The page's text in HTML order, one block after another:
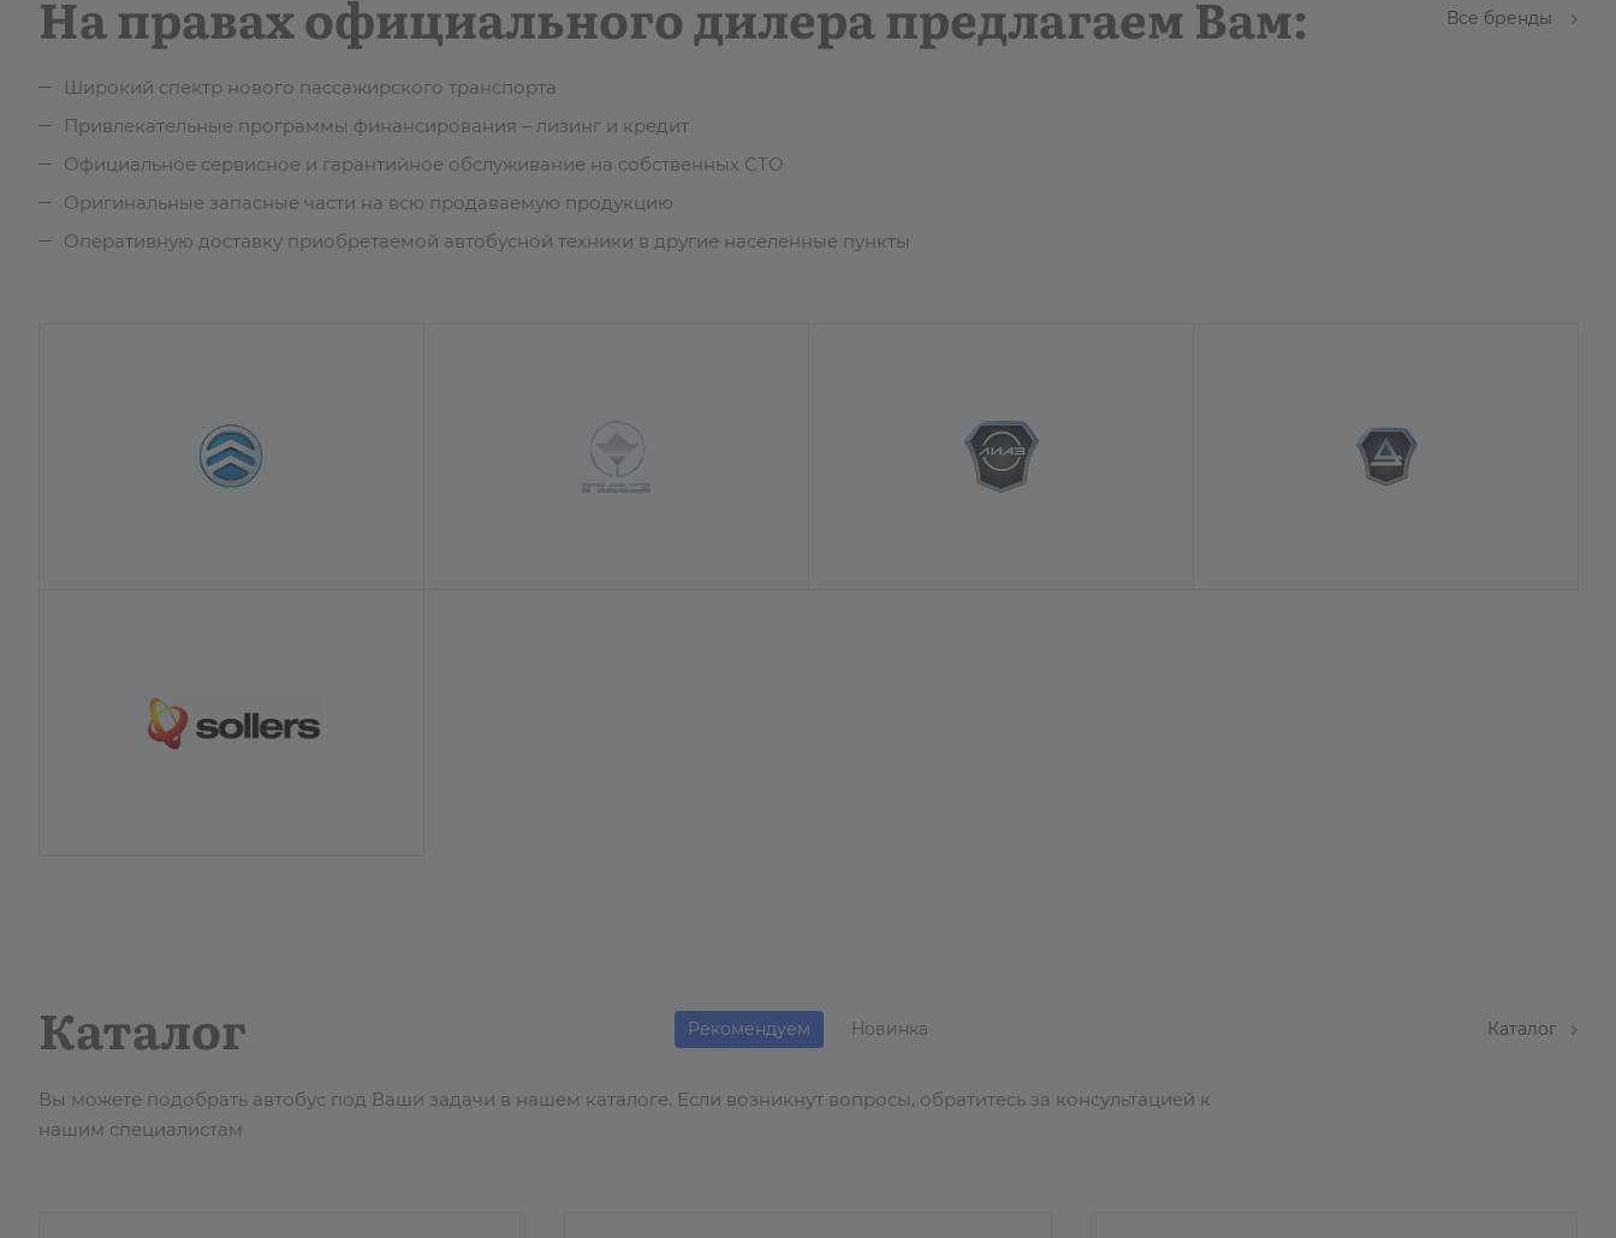
На правах официального дилера предлагаем Вам: Все бренды
Широкий спектр нового пассажирского транспорта
Привлекательные программы финансирования – лизинг и кредит
Официальное сервисное и гарантийное обслуживание на собственных СТО
Оригинальные запасные части на всю продаваемую продукцию
Оперативную доставку приобретаемой автобусной техники в другие населенные пункты
Каталог Рекомендуем Новинка Каталог
Вы можете подобрать автобус под Ваши задачи в нашем каталоге. Если возникнут вопросы, обратитесь за консультацией к
нашим специалистам